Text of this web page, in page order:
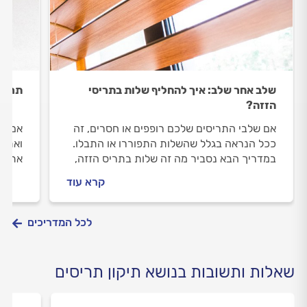
שלב אחר שלב: איך להחליף שלות בתריסי
הזזה?
אם שלבי התריסים שלכם רופפים או חסרים, זה
ככל הנראה בגלל שהשלות התפוררו או התבלו.
במדריך הבא נסביר מה זה שלות בתריס הזזה,
קרא עוד
אם
את
לכל המדריכים
שאלות ותשובות בנושא תיקון תריסים